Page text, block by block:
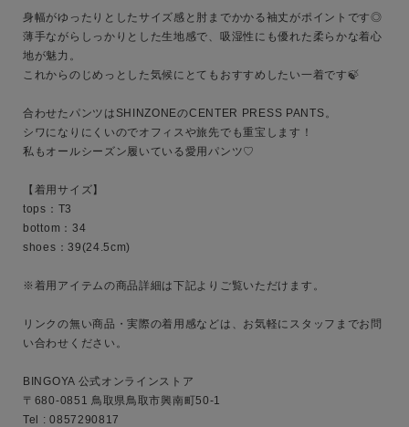
キーワード
性別
身幅がゆったりとしたサイズ感と肘までかかる袖丈がポイントです◎
薄手ながらしっかりとした生地感で、吸湿性にも優れた柔らかな着心
地が魅力。
これからのじめっとした気候にとてもおすすめしたい一着です🍃
合わせたパンツはSHINZONEのCENTER PRESS PANTS。
シワになりにくいのでオフィスや旅先でも重宝します！
私もオールシーズン履いている愛用パンツ♡
【着用サイズ】
tops：T3
bottom：34
shoes：39(24.5cm)
※着用アイテムの商品詳細は下記よりご覧いただけます。
リンクの無い商品・実際の着用感などは、お気軽にスタッフまでお問
い合わせください。
BINGOYA 公式オンラインストア
〒680-0851 鳥取県鳥取市興南町50-1
Tel : 0857290817